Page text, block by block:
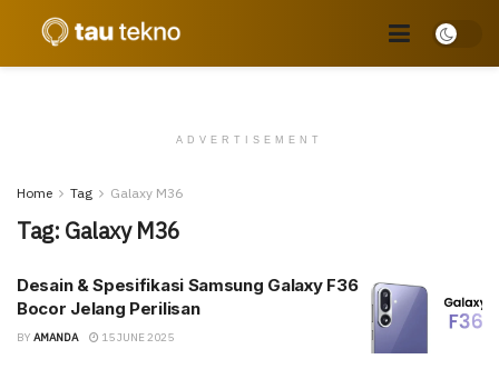
ADVERTISEMENT
Home Tag Galaxy M36
Tag: Galaxy M36
Desain & Spesifikasi Samsung Galaxy F36
Bocor Jelang Perilisan
BY AMANDA 15 JUNE 2025